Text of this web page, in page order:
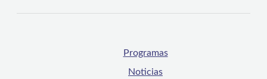
Programas
Noticias